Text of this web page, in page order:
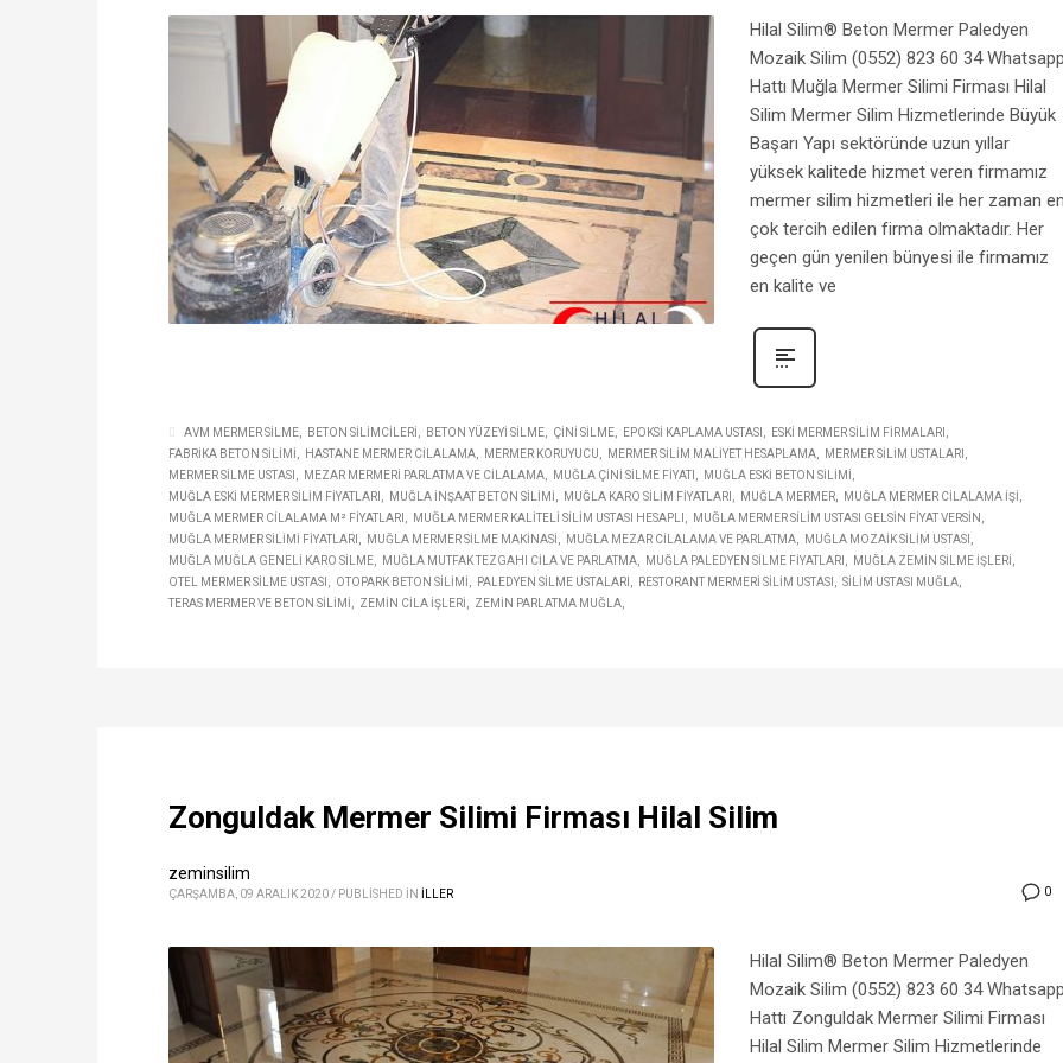
Hilal Silim® Beton Mermer Paledyen
Mozaik Silim (0552) 823 60 34
Hattı Muğla Mermer Silimi Firması Hilal
Silim Mermer Silim Hizmetlerinde Büyük
Başarı Yapı sektöründe uzun yıllar
yüksek kalitede hizmet veren firmamız
mermer silim hizmetleri ile her zaman
çok tercih edilen firma olmaktadır. Her
geçen gün yenilen bünyesi ile firmamız
en kalite ve
AVM MERMER SILME BETON SILIMCILERI BETON YÜZEYI SILME ÇINI SILME EPOKSI KAPLAMA USTASI
ESKI MERMER SILIM FIRMALARI
FABRIKA BETON SILIMI
HASTANE MERMER CILALAMA MERMER KORUYUCU MERMER SILIM MALIYET HESAPLAMA
MERMER SILIM USTALARI
MERMER SILME USTASI
MEZAR MERMERI PARLATMA VE CILALAMA MUĞLA ÇINI SILME FIYATI
MUĞLA ESKI BETON SILIMI
MUĞLA ESKI MERMER SILIM FIYATLARI
MUĞLA INŞAAT BETON SILIMI MUĞLA KARO SILIM FIYATLARI MUĞLA MERMER
MUĞLA MERMER CILALAMA IŞI
MUĞLA MERMER CILALAMA M² FIYATLARI
MUĞLA MERMER KALITELI SILIM USTASI HESAPLI
MUĞLA MERMER SILIM USTASI GELSIN FIYAT VERSIN
MUĞLA MERMER SILIMI FIYATLARI
MUĞLA MERMER SILME MAKINASI MUĞLA MEZAR CILALAMA VE PARLATMA
MUĞLA MOZAIK SILIM USTASI
MUĞLA MUĞLA GENELI KARO SILME
MUĞLA MUTFAK TEZGAHI CILA VE PARLATMA MUĞLA PALEDYEN SILME FIYATLARI
MUĞLA ZEMIN SILME IŞLERI
OTEL MERMER SILME USTASI
OTOPARK BETON SILIMI PALEDYEN SILME USTALARI RESTORANT MERMERI SILIM USTASI
SILIM USTASI MUĞLA
TERAS MERMER VE BETON SILIMI
ZEMIN CILA IŞLERI ZEMIN PARLATMA MUĞLA
Zonguldak Mermer Silimi Firması Hilal Silim
0
zeminsilim
ÇARŞAMBA, 09 ARALIK 2020 / PUBLISHED IN ILLER
Hilal Silim® Beton Mermer Paledyen
Mozaik Silim (0552) 823 60 34
Hattı Zonguldak Mermer Silimi Firması
Hilal Silim Mermer Silim Hizmetlerinde